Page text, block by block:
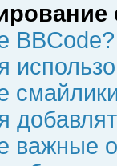
BBCode?
важные